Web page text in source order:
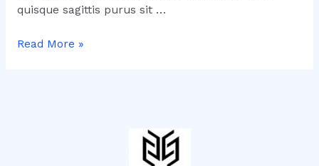
quisque sagittis purus sit …
Adipiscing
Read More »